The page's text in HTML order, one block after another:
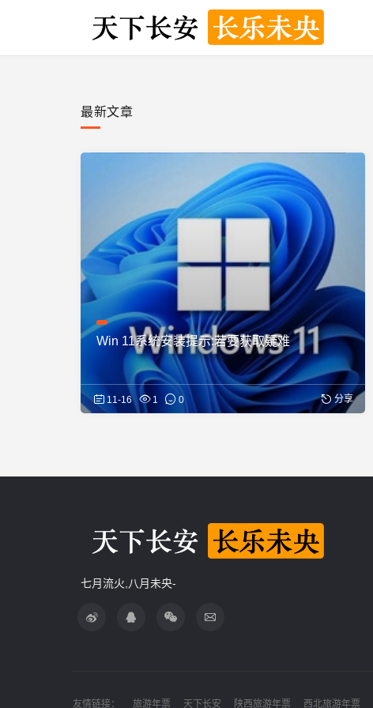
最新文章
Win 11系统安装提示:若要获取疑难
11-16 1 0 分享
七月流火,八月未央-
友情链接： 旅游年票 天下长安 陕西旅游年票 西北旅游年票